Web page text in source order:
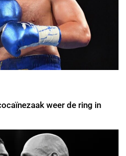
weer de ring in